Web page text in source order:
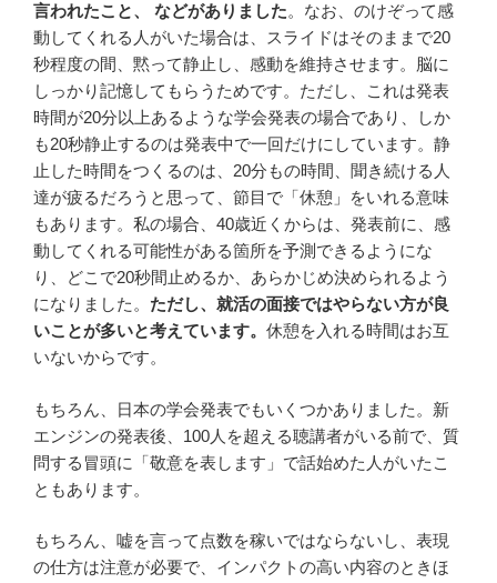
言われたこと、
などがありました。なお、のけぞって感
動してくれる人がいた場合は、スライドはそのままで20
秒程度の間、黙って静止し、感動を維持させます。脳に
しっかり記憶してもらうためです。ただし、これは発表
時間が20分以上あるような学会発表の場合であり、しか
も20秒静止するのは発表中で一回だけにしています。静
止した時間をつくるのは、20分もの時間、聞き続ける人
達が疲るだろうと思って、節目で「休憩」をいれる意味
もあります。私の場合、40歳近くからは、発表前に、感
動してくれる可能性がある箇所を予測できるようにな
り、どこで20秒間止めるか、あらかじめ決められるよう
になりました。 ただし、就活の面接ではやらない方が良
いことが多いと考えています。 休憩を入れる時間はお互
いないからです。
もちろん、日本の学会発表でもいくつかありました。新
エンジンの発表後、100人を超える聴講者がいる前で、質
問する冒頭に「敬意を表します」で話始めた人がいたこ
ともあります。
もちろん、嘘を言って点数を稼いではならないし、表現
の仕方は注意が必要で、インパクトの高い内容のときほ